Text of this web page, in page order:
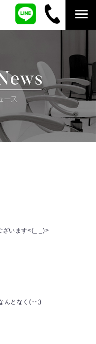
ざいます<(_ _)>
んとなく(‥;)